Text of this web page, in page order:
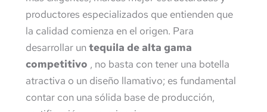
productores especializados que entienden que
la calidad comienza en el origen. Para
desarrollar un tequila de alta gama
competitivo , no basta con tener una botella
atractiva o un diseño llamativo; es fundamental
contar con una sólida base de producción,